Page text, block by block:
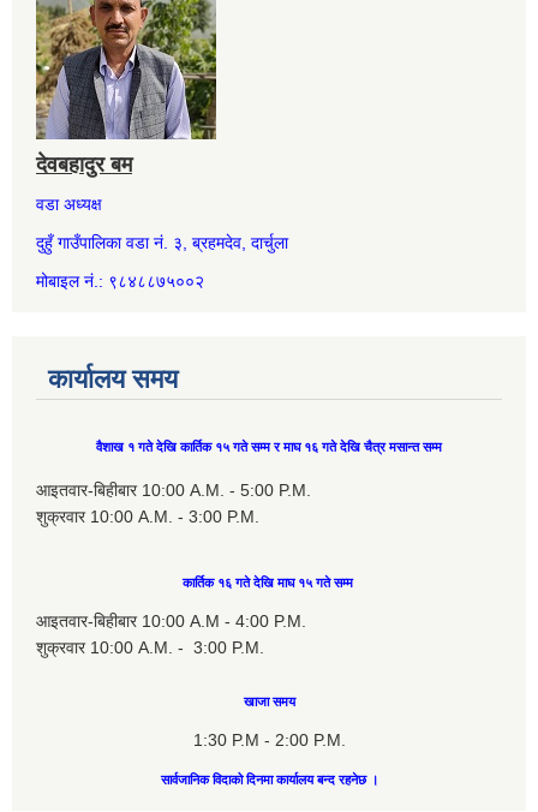
देवबहादुर बम
वडा अध्यक्ष
दुहुँ गाउँपालिका वडा नं. ३, ब्रहमदेव, दार्चुला
मोबाइल नं.: ९८४८८७५००२
कार्यालय समय
वैशाख १ गते देखि कार्तिक १५ गते सम्म र माघ १६ गते देखि चैत्र मसान्त सम्म
आइतवार-बिहीबार 10:00 A.M. - 5:00 P.M.
शुक्रवार 10:00 A.M. - 3:00 P.M.
कार्तिक १६ गते देखि माघ १५ गते सम्म
आइतवार-बिहीबार 10:00 A.M - 4:00 P.M.
शुक्रवार 10:00 A.M. - 3:00 P.M.
खाजा समय
1:30 P.M - 2:00 P.M.
सार्वजानिक विदाको दिनमा कार्यालय बन्द रहनेछ ।